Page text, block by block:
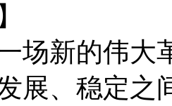
】
场新的伟大
展、稳定之